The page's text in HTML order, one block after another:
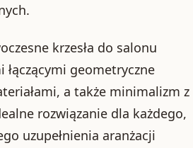
krzesła do salonu
łączącymi geometryczne
a także minimalizm z
rozwiązanie dla każdego,
uzupełnienia aranżacji